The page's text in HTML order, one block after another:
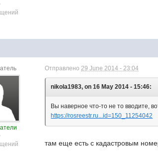
Отправлено29 June 2014 - 23:04
nikola1983, on 16 May 2014 - 15:46:
Вы наверное что-то не то вводите,
https://rosreestr.ru...id=150_11254042
там еще есть с кадастровым